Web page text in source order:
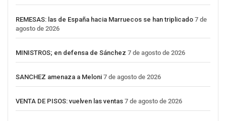
REMESAS: las de España hacia Marruecos se han triplicado 7 de
agosto de 2026
MINISTROS; en defensa de Sánchez 7 de agosto de 2026
SANCHEZ amenaza a Meloni 7 de agosto de 2026
VENTA DE PISOS: vuelven las ventas 7 de agosto de 2026